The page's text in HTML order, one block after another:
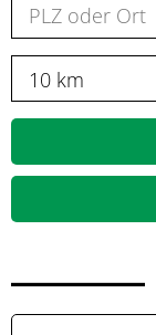
10 km